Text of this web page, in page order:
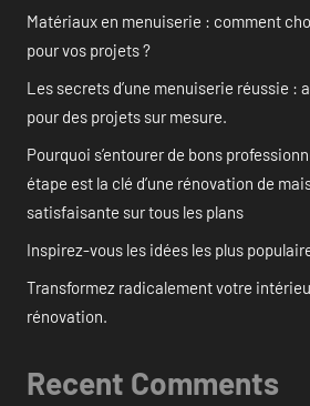
Matériaux en menuiserie : comment
pour vos projets ?
Les secrets d’une menuiserie réussie :
pour des projets sur mesure.
Pourquoi s’entourer de bons
étape est la clé d’une rénovation de
satisfaisante sur tous les plans
Inspirez-vous les idées les plus
Transformez radicalement votre
rénovation.
Recent Comments